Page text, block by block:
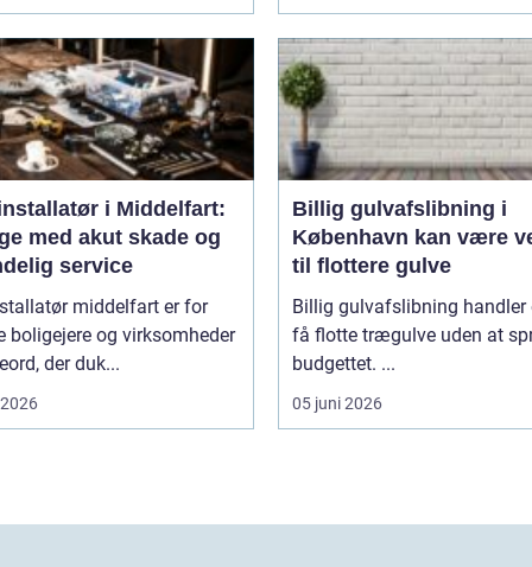
i Middelfart:
med akut skade og
service
middelfart er for
boligejere og virksomheder
der duk...
Billig gulvafslibning i
København kan være
til flottere gulve
Billig gulvafslibning handler
få flotte trægulve uden at
budgettet. ...
05 juni 2026